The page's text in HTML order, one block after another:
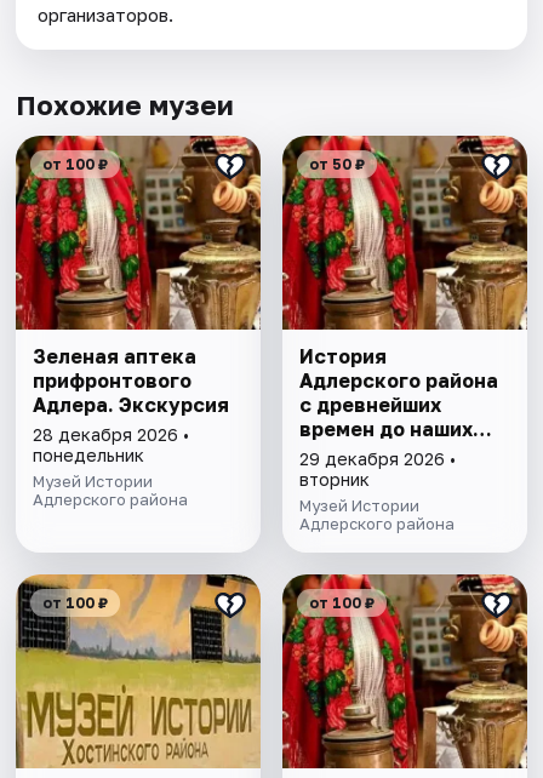
организаторов.
Похожие музеи
от 100 ₽
Зеленая аптека
прифронтового
Адлера. Экскурсия
28 декабря 2026 •
понедельник
Музей Истории
Адлерского района
от 50 ₽
История
Адлерского района
с древнейших
времен до наших
дней
29 декабря 2026 •
вторник
Музей Истории
Адлерского района
от 100 ₽ от 100 ₽